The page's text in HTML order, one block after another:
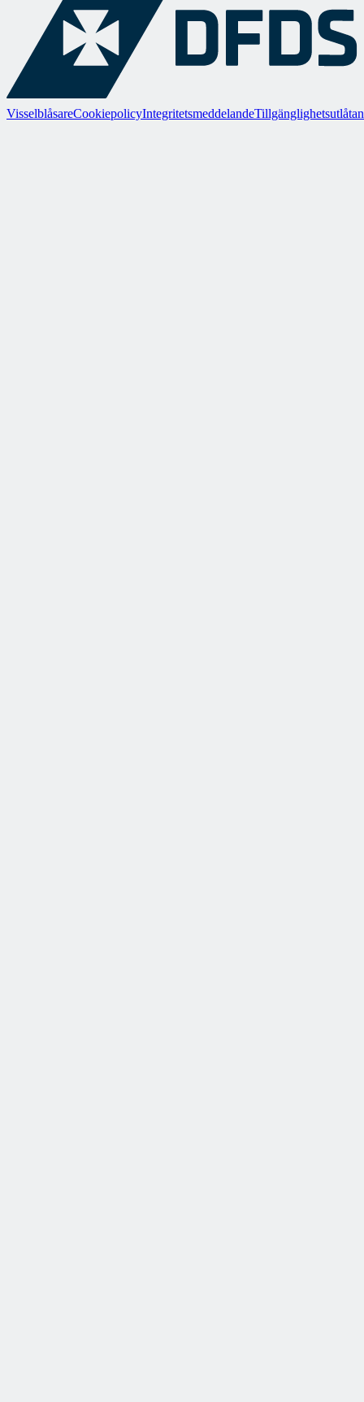
VisselblåsareCookiepolicyIntegritetsmeddelande